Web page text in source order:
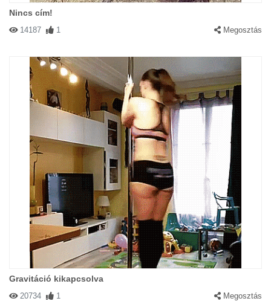
Nincs cím!
14187 1 Megosztás
Gravitáció kikapcsolva
20734 1 Megosztás